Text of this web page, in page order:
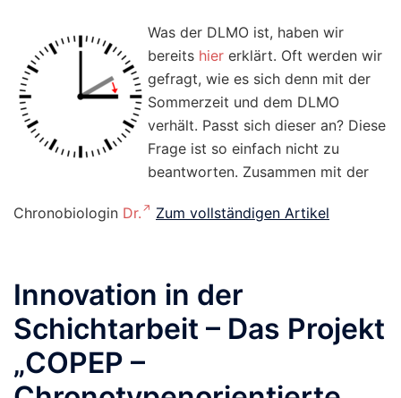
Was der DLMO ist, haben wir
bereits hier erklärt. Oft werden wir
gefragt, wie es sich denn mit der
Sommerzeit und dem DLMO
verhält. Passt sich dieser an? Diese
Frage ist so einfach nicht zu
beantworten. Zusammen mit der
Chronobiologin Dr. Zum vollständigen Artikel
Innovation in der
Schichtarbeit – Das Projekt
„COPEP –